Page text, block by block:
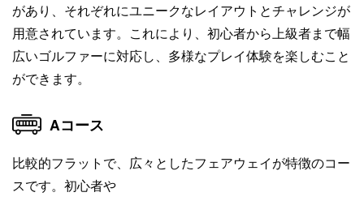
があり、それぞれにユニークなレイアウトとチャレンジが
用意されています。これにより、初心者から上級者まで幅
広いゴルファーに対応し、多様なプレイ体験を楽しむこと
ができます。
Aコース
比較的フラットで、広々としたフェアウェイが特徴のコー
スです。初心者や